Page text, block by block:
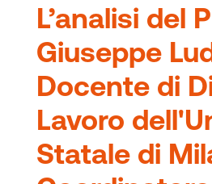
L’analisi del
Giuseppe
Docente di
Lavoro
Statale di